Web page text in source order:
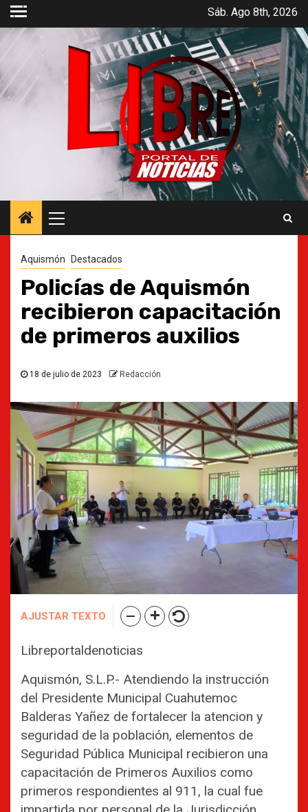
Saltar
contenido
Sáb. Ago 8th, 2026
principal
Aquismón Destacados
Policías de Aquismón
recibieron capacitación
de primeros auxilios
18 de julio de 2023 Redacción
AJUSTAR TEXTO
Libreportaldenoticias
Aquismón, S.L.P.- Atendiendo la instrucción
del Presidente Municipal Cuahutemoc
Balderas Yañez de fortalecer la atencion y
seguridad de la población, elementos de
Seguridad Pública Municipal recibieron una
capacitación de Primeros Auxilios como
primeros respondientes al 911, la cual fue